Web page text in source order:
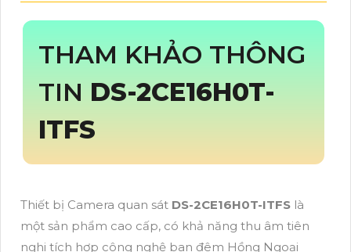
THAM KHẢO THÔNG
TIN DS-2CE16H0T-
ITFS
Thiết bị Camera quan sát DS-2CE16H0T-ITFS là
một sản phẩm cao cấp, có khả năng thu âm tiên
nghi tích hợp công nghệ ban đêm Hồng Ngoại